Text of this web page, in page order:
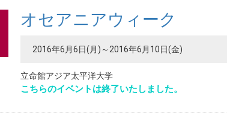
オセアニアウィーク
2016年6月6日(月)～2016年6月10日(金)
立命館アジア太平洋大学
こちらのイベントは終了いたしました。